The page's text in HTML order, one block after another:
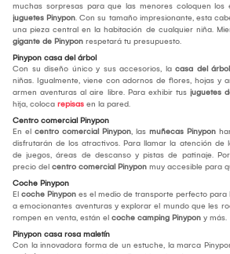
muchas sorpresas para que las menores coloquen los
juguetes Pinypon. Con su tamaño impresionante, esta
una pieza central en la habitación de cualquier niña.
gigante de Pinypon respetará tu presupuesto.
Pinypon casa del árbol
Con su diseño único y sus accesorios, la casa del
niñas. Igualmente, viene con adornos de flores, hojas y
armen aventuras al aire libre. Para exhibir tus juguetes
hija, coloca repisas en la pared.
Centro comercial Pinypon
En el centro comercial Pinypon, las muñecas Pinypon
disfrutarán de los atractivos. Para llamar la atención de
de juegos, áreas de descanso y pistas de patinaje.
precio del centro comercial Pinypon muy accesible para
Coche Pinypon
El coche Pinypon es el medio de transporte perfecto para
a emocionantes aventuras y explorar el mundo que les
rompen en venta, están el coche camping Pinypon y más.
Pinypon casa rosa maletín
Con la innovadora forma de un estuche, la marca